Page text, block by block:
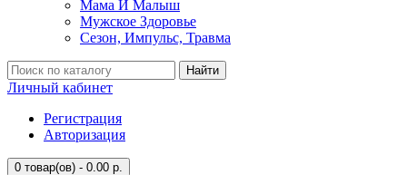
Мама И Малыш
Мужское Здоровье
Сезон, Импульс, Травма
Найти
Личный кабинет
Регистрация
Авторизация
0 товар(ов) - 0.00 р.